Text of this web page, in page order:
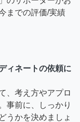
までの評価/実績
ィネートの依頼に
、考え方やアプロ
事前に、しっかり
うかを決めましょ